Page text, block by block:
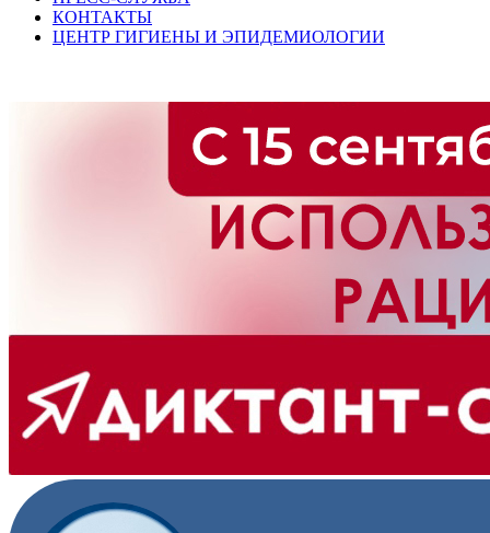
КОНТАКТЫ
ЦЕНТР ГИГИЕНЫ И ЭПИДЕМИОЛОГИИ